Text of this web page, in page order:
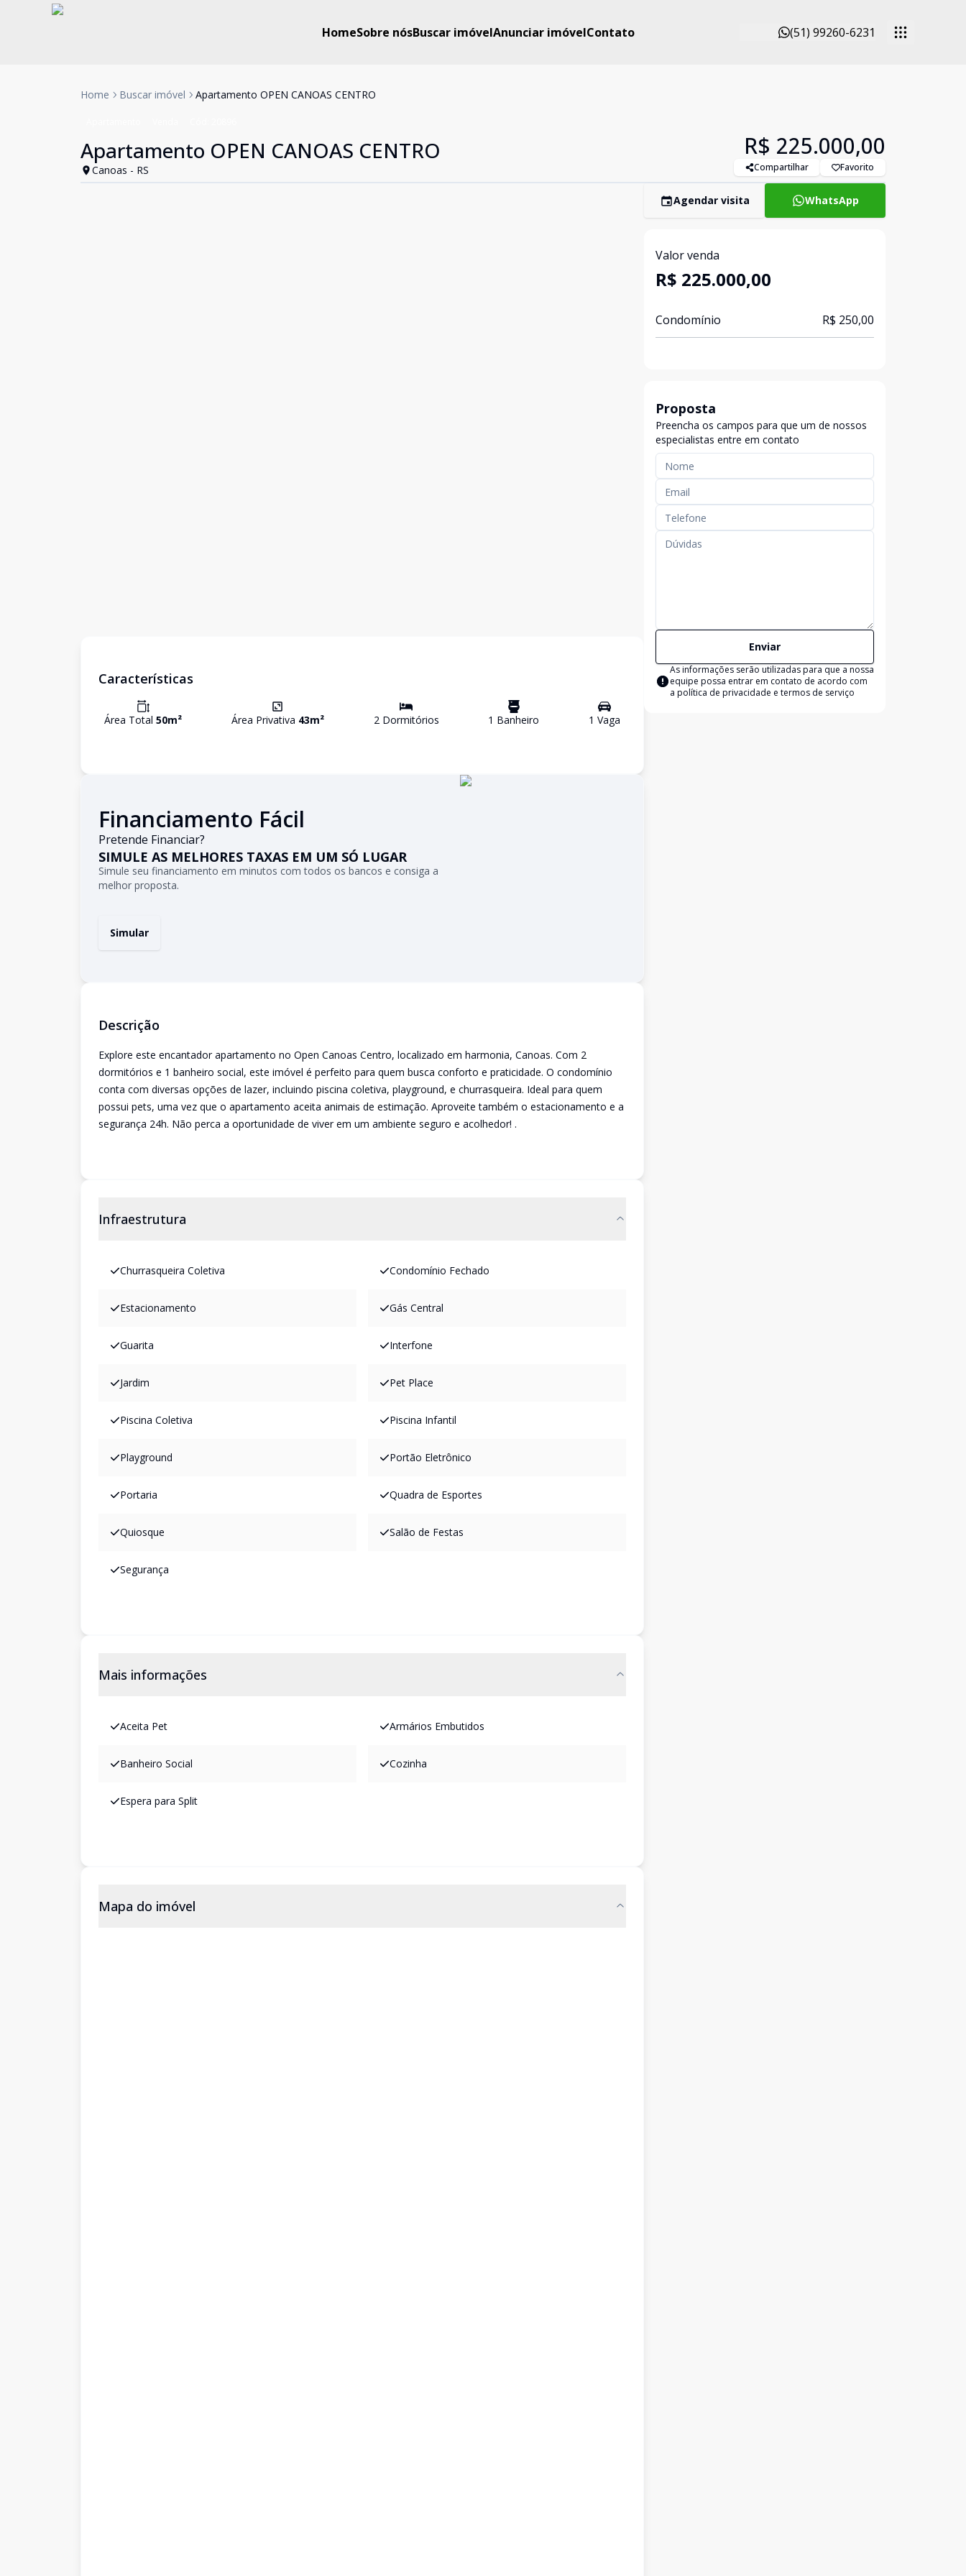
HomeSobre nósBuscar imóvelAnunciar imóvelContato (51) 99260-6231
Home Buscar imóvel Apartamento OPEN CANOAS CENTRO
Apartamento OPEN CANOAS CENTRO
Canoas - RS
R$ 225.000,00
Compartilhar Favorito
Características
Área Total 50m² Área Privativa 43m² 2Dormitórios 1 Banheiro 1 Vaga
Financiamento Fácil
Pretende Financiar?
SIMULE AS MELHORES TAXAS EM UM SÓ LUGAR
Simule seu financiamento em minutos com todos os bancos e consiga a
melhor proposta.
Simular
Descrição
Explore este encantador apartamento no Open Canoas Centro, localizado em harmonia, Canoas. Com 2
dormitórios e 1 banheiro social, este imóvel é perfeito para quem busca conforto e praticidade. O condomínio
conta com diversas opções de lazer, incluindo piscina coletiva, playground, e churrasqueira. Ideal para quem
possui pets, uma vez que o apartamento aceita animais de estimação. Aproveite também o estacionamento e a
segurança 24h. Não perca a oportunidade de viver em um ambiente seguro e acolhedor! .
Infraestrutura
Churrasqueira Coletiva Condomínio Fechado
Estacionamento Gás Central
Guarita Interfone
Jardim Pet Place
Piscina Coletiva Piscina Infantil
Playground Portão Eletrônico
Portaria Quadra de Esportes
Quiosque Salão de Festas
Segurança
Mais informações
Aceita Pet Armários Embutidos
Banheiro Social Cozinha
Espera para Split
Mapa do imóvel
Agendar visita WhatsApp
Valor venda
R$ 225.000,00
Condomínio R$ 250,00
Proposta
Preencha os campos para que um de nossos
especialistas entre em contato
Enviar
As informações serão utilizadas para que a nossa
equipe possa entrar em contato de acordo com
a política de privacidade e termos de serviço